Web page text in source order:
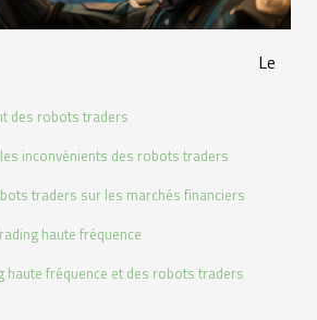
des robots traders
inconvénients des robots traders
traders sur les marchés financiers
haute fréquence
haute fréquence et des robots traders
Le